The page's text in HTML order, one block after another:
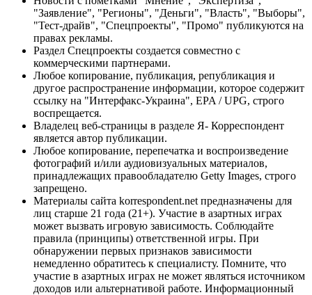
"Заявление", "Регионы", "Деньги", "Власть", "Выборы",
"Тест-драйв", "Спецпроекты", "Промо" публикуются на
правах рекламы.
Раздел Спецпроекты создается совместно с
коммерческими партнерами.
Любое копирование, публикация, републикация и
другое распространение информации, которое содержит
ссылку на "Интерфакс-Украина", EPA / UPG, строго
воспрещается.
Владелец веб-страницы в разделе Я- Корреспондент
является автор публикации.
Любое копирование, перепечатка и воспроизведение
фотографий и/или аудиовизуальных материалов,
принадлежащих правообладателю Getty Images, строго
запрещено.
Материалы сайта korrespondent.net предназначены для
лиц старше 21 года (21+). Участие в азартных играх
может вызвать игровую зависимость. Соблюдайте
правила (принципы) ответственной игры. При
обнаружении первых признаков зависимости
немедленно обратитесь к специалисту. Помните, что
участие в азартных играх не может являться источником
доходов или альтернативой работе. Информационный